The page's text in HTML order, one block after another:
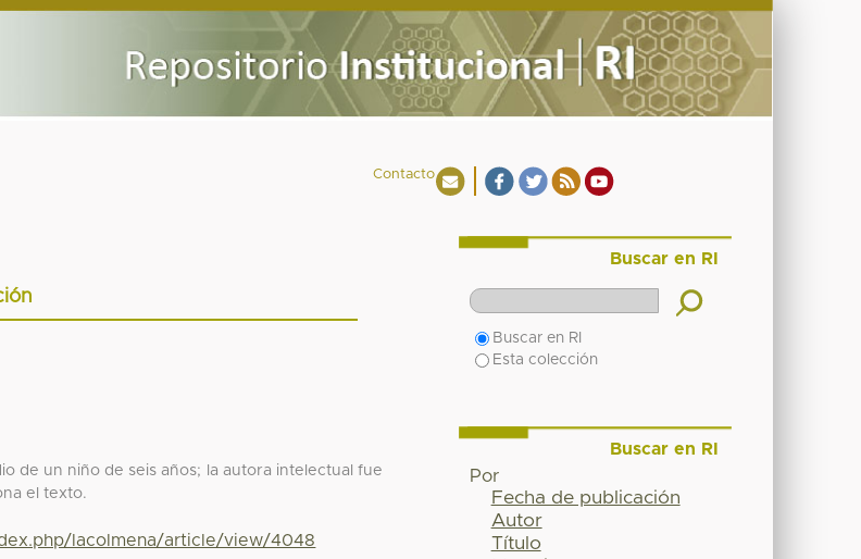
Contacto
de un niño de seis años; la autora intelectual fue
el texto.
lacolmena/article/view/4048
Buscar en RI
Buscar en RI
Esta colección
Buscar en RI
Por
Fecha de publicación
Autor
Título